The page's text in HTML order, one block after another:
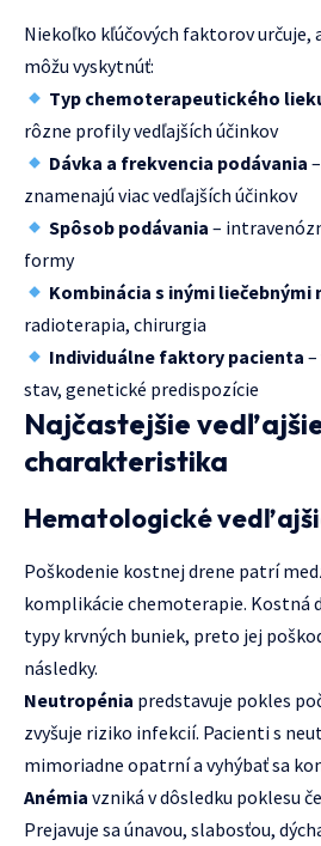
Niekoľko kľúčových faktorov určuje,
môžu vyskytnúť:
Typ chemoterapeutického
rôzne profily vedľajších účinkov
Dávka a frekvencia podávania
znamenajú viac vedľajších účinkov
Spôsob podávania –
formy
Kombinácia s inými
radioterapia, chirurgia
Individuálne faktory pacienta
stav, genetické predispozície
Najčastejšie
charakteristika
Hematologické
Poškodenie kostnej drene patrí
komplikácie chemoterapie. Kostná
typy krvných buniek, preto jej
následky.
Neutropénia predstavuje pokles
zvyšuje riziko infekcií. Pacienti s
mimoriadne opatrní a vyhýbať sa
Anémia vzniká v dôsledku poklesu
Prejavuje sa únavou, slabosťou,